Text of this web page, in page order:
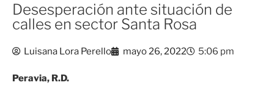
Desesperación ante situación de
calles en sector Santa Rosa
Luisana Lora Perello mayo 26, 2022 5:06 pm
Peravia, R.D.